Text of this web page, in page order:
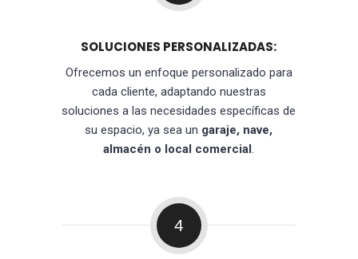
SOLUCIONES PERSONALIZADAS:
Ofrecemos un enfoque personalizado para
cada cliente, adaptando nuestras
soluciones a las necesidades específicas de
su espacio, ya sea un garaje, nave,
almacén o local comercial.
4